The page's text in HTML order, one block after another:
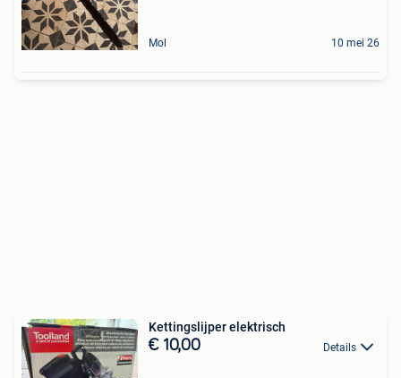
Mol 10 mei 26
Kettingslijper elektrisch
€ 10,00 Details